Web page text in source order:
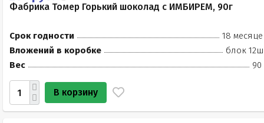
Фабрика Томер Горький шоколад с ИМБИРЁМ, 90г
Срок годности
18
Вложений в коробке
блок
Вес
90
В корзину